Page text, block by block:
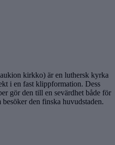
kirkko) är en luthersk kyrka
i en fast klippformation. Dess
gör den till en sevärdhet både för
den finska huvudstaden.